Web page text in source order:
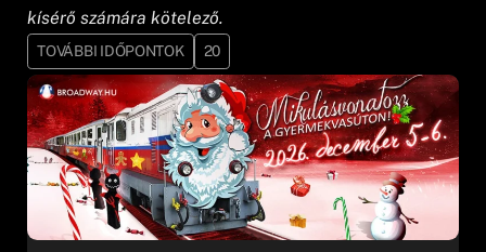
kísérő számára kötelező.
TOVÁBBI IDŐPONTOK 20